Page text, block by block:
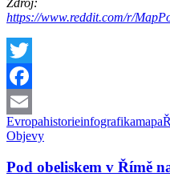
Zdroj:
https://www.reddit.com/r/
Twitter
Facebook
Email
Evropahistorieinfografikamapa
Objevy
Pod obeliskem v Římě